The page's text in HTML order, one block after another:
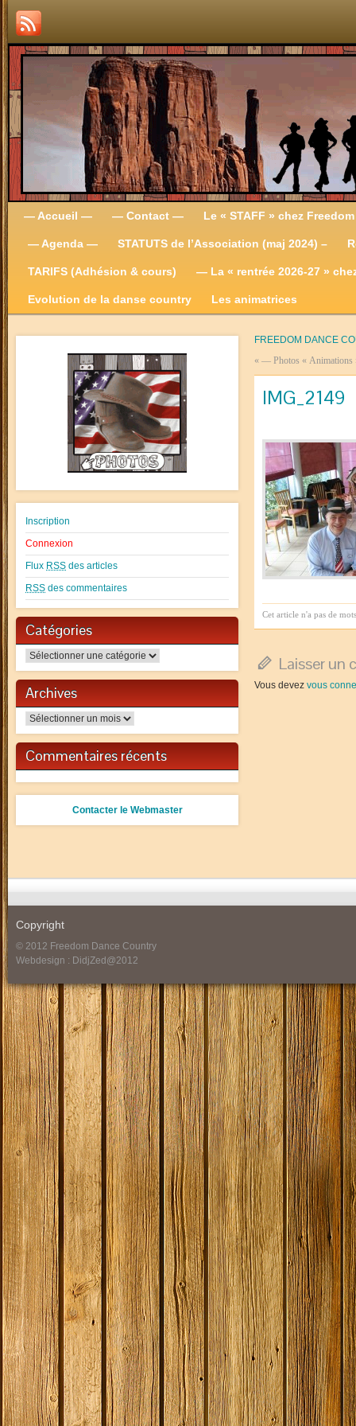
— Accueil — — Contact — Le « STAFF » chez Freedom
— Agenda — STATUTS de l’Association (maj 2024) –
TARIFS (Adhésion & cours) — La « rentrée 2026-27 »
Evolution de la danse country Les animatrices
Inscription
Connexion
Flux RSS des articles
RSS des commentaires
Catégories
Catégories
Archives
Archives
Commentaires récents
Contacter le Webmaster
FREEDOM DANCE
« — Photos «
IMG_2149
Cet article n'a pas de
Laisser un
Vous devez vous
Copyright
© 2012 Freedom Dance Country
Webdesign : DidjZed@2012